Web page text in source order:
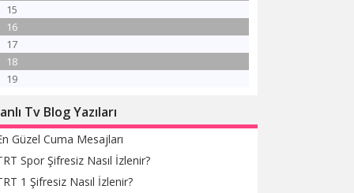
15
16
17
18
19
Tv Blog Yazıları
Güzel Cuma Mesajları
Spor Şifresiz Nasıl İzlenir?
1 Şifresiz Nasıl İzlenir?